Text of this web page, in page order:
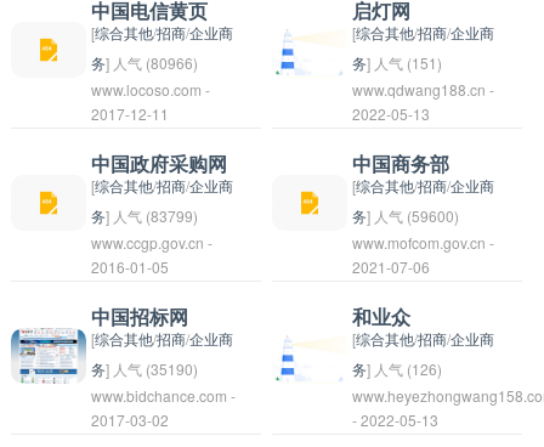
中国电信黄页
[综合其他/招商/企业商
务] 人气 (80966)
中国电信黄页是中国电
信运营的一个电话黄页
服务，为用户提供电话
号码查询、电话拨打等
服务。用户可以通过中
国电信黄页找到商家、
企业以及个人的联系方
式，方便进行电话沟通
和联系。
www.locoso.com -
2017-12-11
启灯网
[综合其他/招商/企业商
务] 人气 (151)
www.qdwang188.cn -
2022-05-13
中国政府采购网
[综合其他/招商/企业商
务] 人气 (83799)
中国政府采购网是中国
政府管理的一个网站，
旨在为政府采购提供信
息发布、招标公告、采
购流程指导等服务。该
网站为政府机构、企业
和个人提供了方便快捷
www.ccgp.gov.cn -
2016-01-05
中国商务部
[综合其他/招商/企业商
务] 人气 (59600)
中国商务部是中国政府
主管外贸、外经和贸易
方面的部门，负责制定
和实施外贸政策、推动
对外贸易合作、处理与
其他国家的经济贸易关
系等工作。其主要职责
www.mofcom.gov.cn -
2021-07-06
中国招标网
[综合其他/招商/企业商
务] 人气 (35190)
中国招标网是一个专门
提供招标信息的网站，
www.bidchance.com -
2017-03-02
和业众
[综合其他/招商/企业商
务] 人气 (126)
和业众是一个汉语词
组，意思是与众多同行
- 2022-05-13